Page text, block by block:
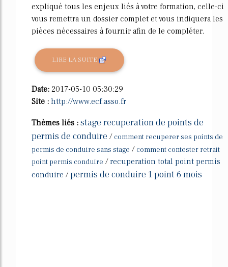
expliqué tous les enjeux liés à votre formation, celle-ci
vous remettra un dossier complet et vous indiquera les
pièces nécessaires à fournir afin de le compléter.
LIRE LA SUITE
Date: 2017-05-10 05:30:29
Site : http://www.ecf.asso.fr
Thèmes liés : stage recuperation de points de
permis de conduire / comment recuperer ses points de
permis de conduire sans stage / comment contester retrait
point permis conduire /recuperation total point permis
conduire /permis de conduire 1 point 6 mois